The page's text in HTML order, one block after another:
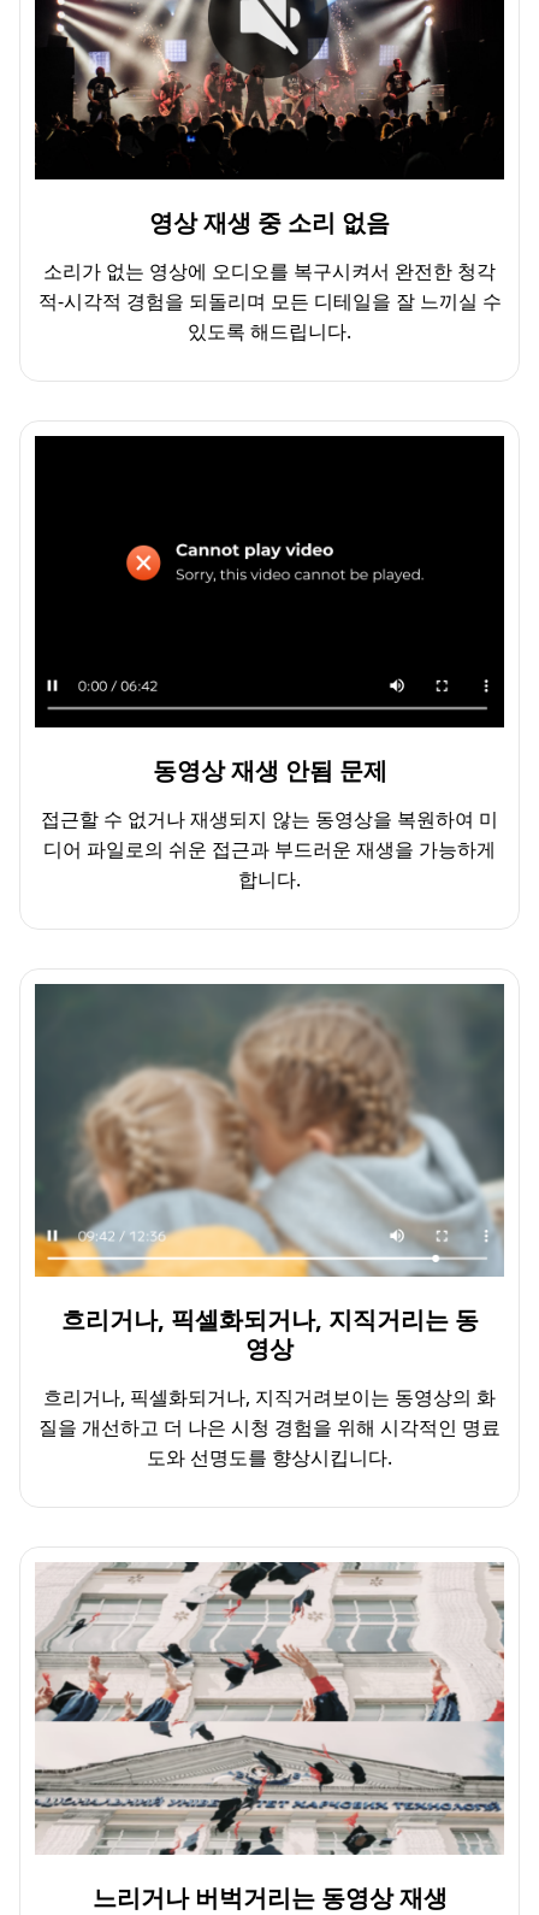
영상 재생 중 소리 없음
소리가 없는 영상에 오디오를 복구시켜서 완전한 청각
적-시각적 경험을 되돌리며 모든 디테일을 잘 느끼실 수
있도록 해드립니다.
동영상 재생 안됨 문제
접근할 수 없거나 재생되지 않는 동영상을 복원하여 미
디어 파일로의 쉬운 접근과 부드러운 재생을 가능하게
합니다.
흐리거나, 픽셀화되거나, 지직거리는 동
영상
흐리거나, 픽셀화되거나, 지직거려보이는 동영상의 화
질을 개선하고 더 나은 시청 경험을 위해 시각적인 명료
도와 선명도를 향상시킵니다.
느리거나 버벅거리는 동영상 재생